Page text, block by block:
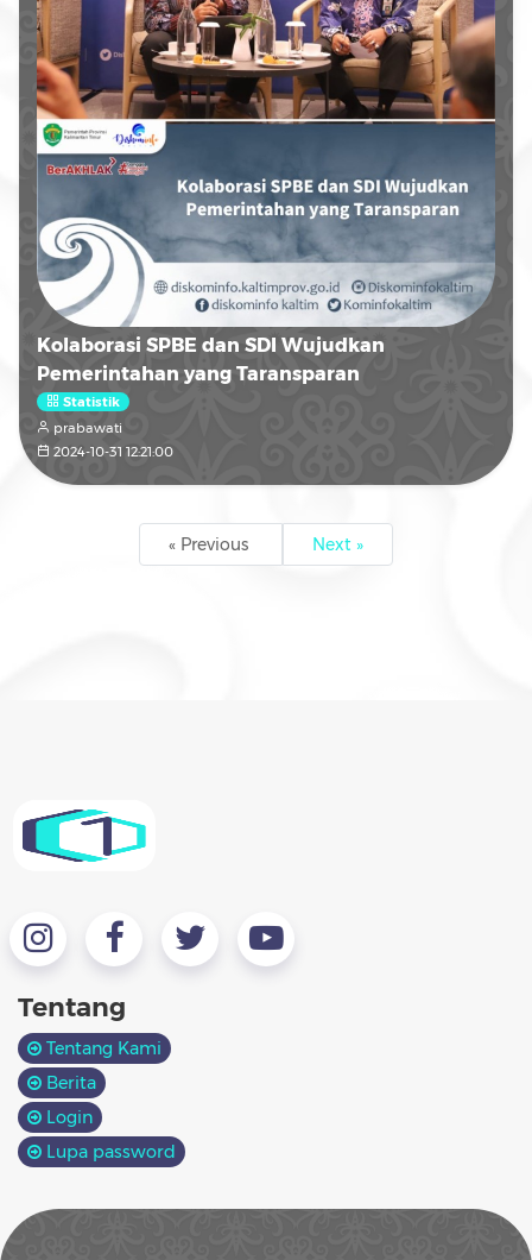
Kolaborasi SPBE dan SDI Wujudkan
Pemerintahan yang Taransparan
Statistik
prabawati
2024-10-31 12:21:00
« Previous Next »
Tentang
Tentang Kami
Berita
Login
Lupa password